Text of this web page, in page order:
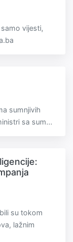
vijesti,
sumnjivih
sa sum...
su tokom
lažnim